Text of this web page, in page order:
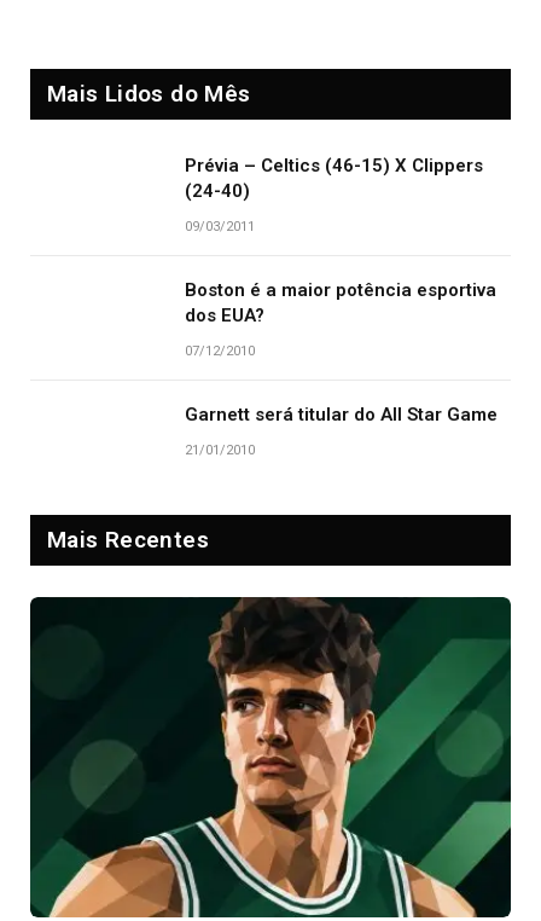
Mais Lidos do Mês
Prévia – Celtics (46-15) X Clippers
(24-40)
09/03/2011
Boston é a maior potência esportiva
dos EUA?
07/12/2010
Garnett será titular do All Star Game
21/01/2010
Mais Recentes